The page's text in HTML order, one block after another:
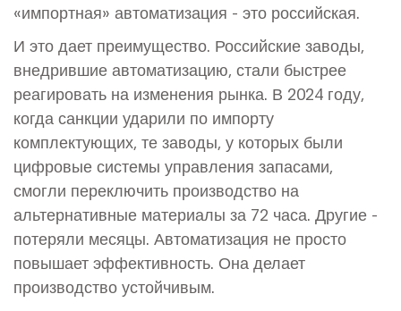
«импортная» автоматизация - это российская.
И это дает преимущество. Российские заводы,
внедрившие автоматизацию, стали быстрее
реагировать на изменения рынка. В 2024 году,
когда санкции ударили по импорту
комплектующих, те заводы, у которых были
цифровые системы управления запасами,
смогли переключить производство на
альтернативные материалы за 72 часа. Другие -
потеряли месяцы. Автоматизация не просто
повышает эффективность. Она делает
производство устойчивым.